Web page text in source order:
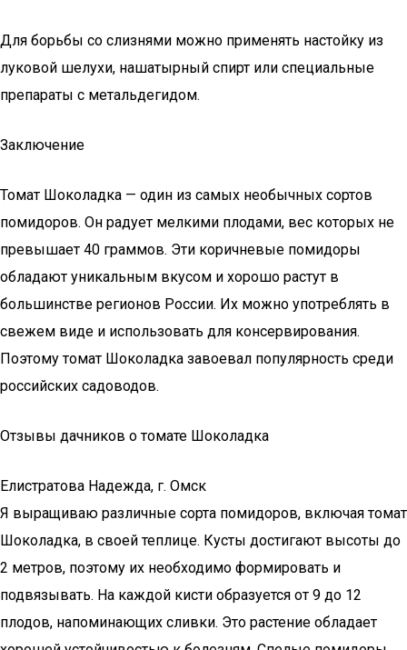
Для борьбы со слизнями можно применять настойку из
луковой шелухи, нашатырный спирт или специальные
препараты с метальдегидом.
Заключение
Томат Шоколадка — один из самых необычных сортов
помидоров. Он радует мелкими плодами, вес которых не
превышает 40 граммов. Эти коричневые помидоры
обладают уникальным вкусом и хорошо растут в
большинстве регионов России. Их можно употреблять в
свежем виде и использовать для консервирования.
Поэтому томат Шоколадка завоевал популярность среди
российских садоводов.
Отзывы дачников о томате Шоколадка
Елистратова Надежда, г. Омск
Я выращиваю различные сорта помидоров, включая томат
Шоколадка, в своей теплице. Кусты достигают высоты до
2 метров, поэтому их необходимо формировать и
подвязывать. На каждой кисти образуется от 9 до 12
плодов, напоминающих сливки. Это растение обладает